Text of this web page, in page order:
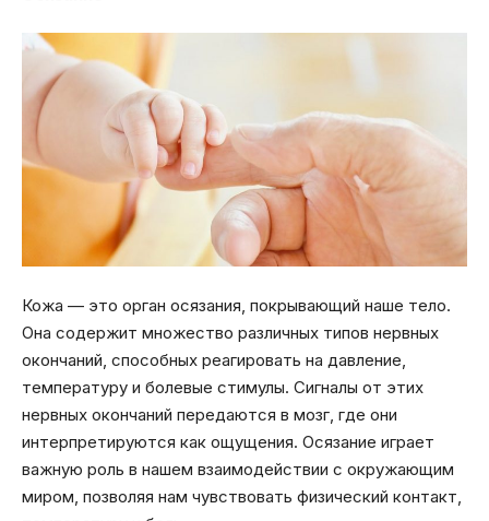
Кожа — это орган осязания, покрывающий наше тело.
Она содержит множество различных типов нервных
окончаний, способных реагировать на давление,
температуру и болевые стимулы. Сигналы от этих
нервных окончаний передаются в мозг, где они
интерпретируются как ощущения. Осязание играет
важную роль в нашем взаимодействии с окружающим
миром, позволяя нам чувствовать физический контакт,